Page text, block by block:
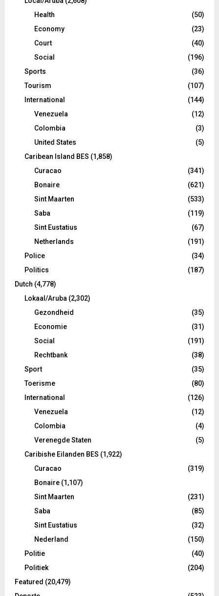
Health
(50)
Economy
(23)
Court
(40)
Social
(196)
Sports
(36)
Tourism
(107)
International
(144)
Venezuela
(12)
Colombia
(3)
United States
(5)
Caribean Island BES (1,858)
Curacao
(341)
Bonaire
(621)
Sint Maarten
(533)
Saba
(119)
Sint Eustatius
(67)
Netherlands
(191)
Police
(34)
Politics
(187)
Dutch (4,778)
Lokaal/Aruba (2,302)
Gezondheid
(35)
Economie
(31)
Social
(191)
Rechtbank
(38)
Sport
(35)
Toerisme
(80)
International
(126)
Venezuela
(12)
Colombia
(4)
Verenegde Staten
(5)
Caribishe Eilanden BES (1,922)
Curacao
(319)
Bonaire (1,107)
Sint Maarten
(231)
Saba
(85)
Sint Eustatius
(32)
Nederland
(150)
Politie
(40)
Politiek
(204)
Featured (20,479)